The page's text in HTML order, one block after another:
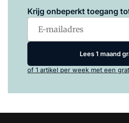
Krijg onbeperkt toegang
Lees 1 maand
of 1 artikel per week met een